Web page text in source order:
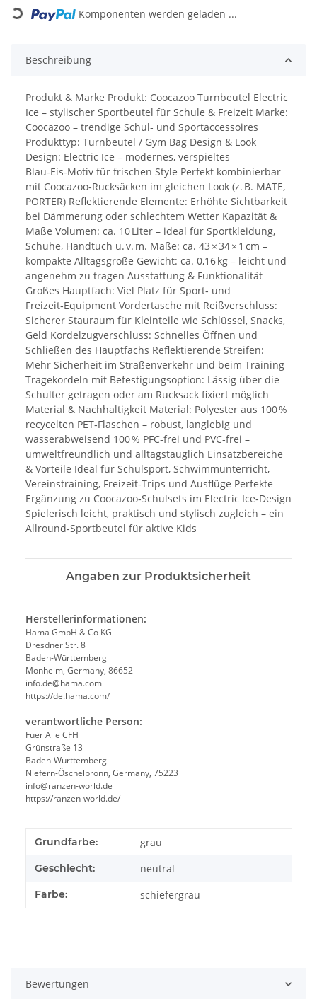
Loading... Komponenten werden geladen ...
Beschreibung
Produkt & Marke Produkt: Coocazoo Turnbeutel Electric
Ice – stylischer Sportbeutel für Schule & Freizeit Marke:
Coocazoo – trendige Schul‑ und Sportaccessoires
Produkttyp: Turnbeutel / Gym Bag Design & Look
Design: Electric Ice – modernes, verspieltes
Blau‑Eis‑Motiv für frischen Style Perfekt kombinierbar
mit Coocazoo‑Rucksäcken im gleichen Look (z. B. MATE,
PORTER) Reflektierende Elemente: Erhöhte Sichtbarkeit
bei Dämmerung oder schlechtem Wetter Kapazität &
Maße Volumen: ca. 10 Liter – ideal für Sportkleidung,
Schuhe, Handtuch u. v. m. Maße: ca. 43 × 34 × 1 cm –
kompakte Alltagsgröße Gewicht: ca. 0,16 kg – leicht und
angenehm zu tragen Ausstattung & Funktionalität
Großes Hauptfach: Viel Platz für Sport‑ und
Freizeit‑Equipment Vordertasche mit Reißverschluss:
Sicherer Stauraum für Kleinteile wie Schlüssel, Snacks,
Geld Kordelzugverschluss: Schnelles Öffnen und
Schließen des Hauptfachs Reflektierende Streifen:
Mehr Sicherheit im Straßenverkehr und beim Training
Tragekordeln mit Befestigungsoption: Lässig über die
Schulter getragen oder am Rucksack fixiert möglich
Material & Nachhaltigkeit Material: Polyester aus 100 %
recycelten PET‑Flaschen – robust, langlebig und
wasserabweisend 100 % PFC‑frei und PVC‑frei –
umweltfreundlich und alltagstauglich Einsatzbereiche
& Vorteile Ideal für Schulsport, Schwimmunterricht,
Vereinstraining, Freizeit‑Trips und Ausflüge Perfekte
Ergänzung zu Coocazoo‑Schulsets im Electric Ice‑Design
Spielerisch leicht, praktisch und stylisch zugleich – ein
Allround‑Sportbeutel für aktive Kids
Angaben zur Produktsicherheit
Herstellerinformationen:
Hama GmbH & Co KG
Dresdner Str. 8
Baden-Württemberg
Monheim, Germany, 86652
info.de@hama.com
https://de.hama.com/
verantwortliche Person:
Fuer Alle CFH
Grünstraße 13
Baden-Württemberg
Niefern-Öschelbronn, Germany, 75223
info@ranzen-world.de
https://ranzen-world.de/
Produkteigenschaft
Wert
Grundfarbe: grau
Geschlecht: neutral
Farbe: schiefergrau
Bewertungen